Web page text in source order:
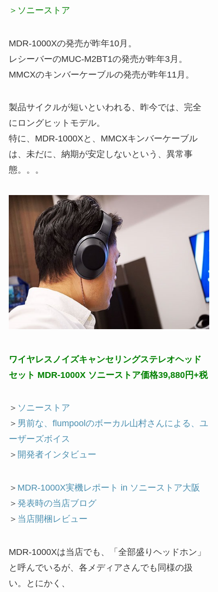
＞ ソニーストア
MDR-1000Xの発売が昨年10月。
レシーバーのMUC-M2BT1の発売が昨年3月。
MMCXのキンバーケーブルの発売が昨年11月。
製品サイクルが短いといわれる、昨今では、完全
にロングヒットモデル。
特に、MDR-1000Xと、MMCXキンバーケーブル
は、未だに、納期が安定しないという、異常事
態。。。
ワイヤレスノイズキャンセリングステレオヘッド
セット MDR-1000X ソニーストア価格39,880円+税
＞ ソニーストア
＞ 男前な、flumpoolのボーカル山村さんによる、ユ
ーザーズボイス
＞ 開発者インタビュー
＞ MDR-1000X実機レポート in ソニーストア大阪
＞ 発表時の当店ブログ
＞ 当店開梱レビュー
MDR-1000Xは当店でも、「全部盛りヘッドホン」
と呼んでいるが、各メディアさんでも同様の扱
い。とにかく、